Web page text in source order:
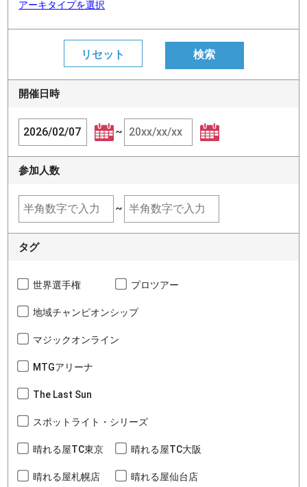
アーキタイプを選択
開催日時
~
参加人数
~
タグ
世界選手権 プロツアー
地域チャンピオンシップ
マジックオンライン
MTGアリーナ
The Last Sun
スポットライト・シリーズ
晴れる屋TC東京 晴れる屋TC大阪
晴れる屋札幌店 晴れる屋仙台店